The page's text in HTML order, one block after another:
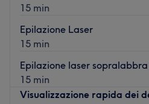
15 min
Epilazione Laser
15 min
Epilazione laser sopralabbra
15 min
Visualizzazione rapida dei